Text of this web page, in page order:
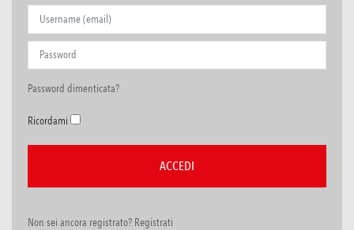
Password dimenticata?
Ricordami
Non sei ancora registrato? Registrati